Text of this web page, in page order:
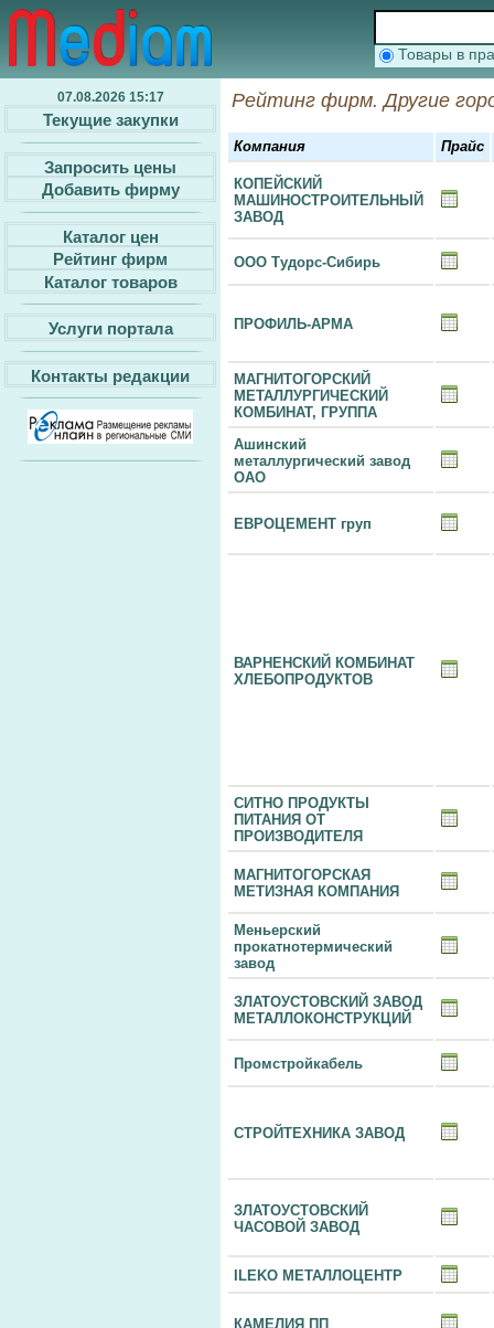
Товары в
07.08.2026 15:17
Текущие закупки
Запросить цены
Добавить фирму
Каталог цен
Рейтинг фирм
Каталог товаров
Услуги портала
Контакты редакции
Рейтинг фирм. Другие
Компания Прайс
КОПЕЙСКИЙ
МАШИНОСТРОИТЕЛЬНЫЙ
ЗАВОД
ООО Тудорс-Сибирь
ПРОФИЛЬ-АРМА
МАГНИТОГОРСКИЙ
МЕТАЛЛУРГИЧЕСКИЙ
КОМБИНАТ, ГРУППА
Ашинский
металлургический завод
ОАО
ЕВРОЦЕМЕНТ груп
ВАРНЕНСКИЙ КОМБИНАТ
ХЛЕБОПРОДУКТОВ
СИТНО ПРОДУКТЫ
ПИТАНИЯ ОТ
ПРОИЗВОДИТЕЛЯ
МАГНИТОГОРСКАЯ
МЕТИЗНАЯ КОМПАНИЯ
Меньерский
прокатнотермический
завод
ЗЛАТОУСТОВСКИЙ ЗАВОД
МЕТАЛЛОКОНСТРУКЦИЙ
Промстройкабель
СТРОЙТЕХНИКА ЗАВОД
ЗЛАТОУСТОВСКИЙ
ЧАСОВОЙ ЗАВОД
ILEKO МЕТАЛЛОЦЕНТР
КАМЕЛИЯ ПП